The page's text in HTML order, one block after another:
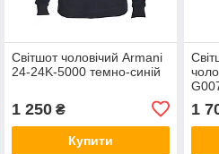
Світшот чоловічий Armani
24-24K-5000 темно-синій
1 250₴
Купити
1